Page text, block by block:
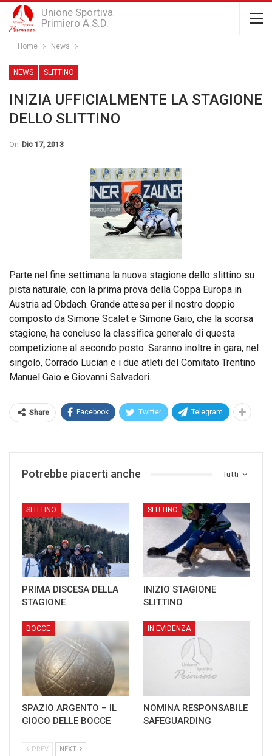
Unione Sportiva
Primiero A.S.D.
Home News
NEWS SLITTINO
INIZIA UFFICIALMENTE LA STAGIONE
DELLO SLITTINO
On Dic 17, 2013
Parte nel fine settimana la nuova stagione dello slittino su
pista naturale, con la prima prova della Coppa Europa in
Austria ad Obdach. Grande attesa per il nostro doppio
composto da Simone Scalet e Simone Gaio, che la scorsa
stagione, ha concluso la classifica generale di questa
competizione al secondo posto. Saranno inoltre in gara, nel
singolo, Corrado Lucian e i due atleti del Comitato Trentino
Manuel Gaio e Giovanni Salvadori.
Share Facebook Twitter Telegram
Tutti
Potrebbe piacerti anche
SLITTINO
PRIMA DISCESA DELLA
STAGIONE
SLITTINO
INIZIO STAGIONE
SLITTINO
BOCCE
SPAZIO ARGENTO – IL
GIOCO DELLE BOCCE
IN EVIDENZA
NOMINA RESPONSABILE
SAFEGUARDING
PREV NEXT